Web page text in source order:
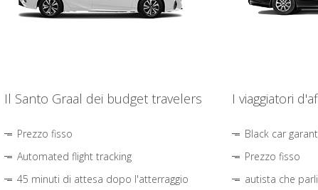
Il Santo Graal dei budget travelers
Prezzo fisso
Automated flight tracking
45 minuti di attesa dopo l'atterraggio
I viaggiatori
Black car
Prezzo fisso
autista che